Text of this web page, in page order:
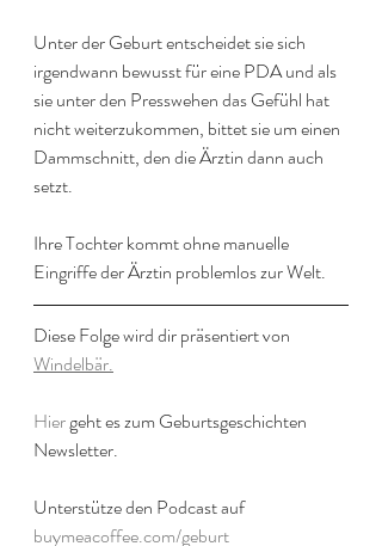
Unter der Geburt entscheidet sie sich
irgendwann bewusst für eine PDA und als
sie unter den Presswehen das Gefühl hat
nicht weiterzukommen, bittet sie um einen
Dammschnitt, den die Ärztin dann auch
setzt.
Ihre Tochter kommt ohne manuelle
Eingriffe der Ärztin problemlos zur Welt.
Diese Folge wird dir präsentiert von
Windelbär.
Hier geht es zum Geburtsgeschichten
Newsletter.
Unterstütze den Podcast auf
buymeacoffee.com/geburt